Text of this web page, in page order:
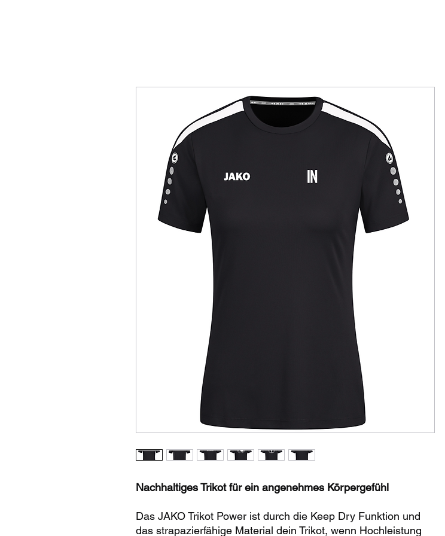
Nachhaltiges Trikot für ein angenehmes Körpergefühl
Das JAKO Trikot Power ist durch die Keep Dry Funktion und
das strapazierfähige Material dein Trikot, wenn Hochleistung